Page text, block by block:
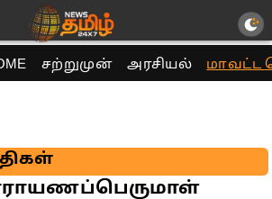
சற்றுமுன் அரசியல் மாவட்ட